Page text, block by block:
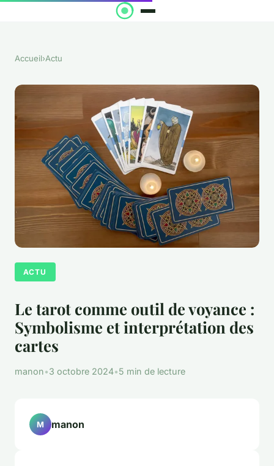
Accueil›Actu
ACTU
Le tarot comme outil de voyance :
Symbolisme et interprétation des
cartes
manon•3 octobre 2024•5 min de lecture
M manon